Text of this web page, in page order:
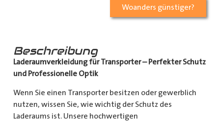
Woanders günstiger?
Beschreibung
Laderaumverkleidung für Transporter – Perfekter Schutz
und Professionelle Optik
Wenn Sie einen Transporter besitzen oder gewerblich
nutzen, wissen Sie, wie wichtig der Schutz des
Laderaums ist. Unsere hochwertigen